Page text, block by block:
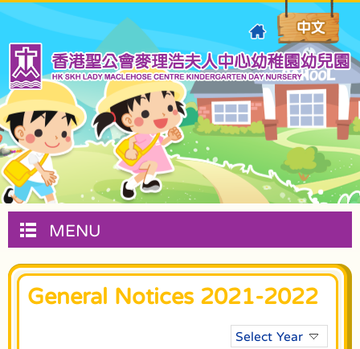
MENU
General Notices 2021-2022
Select Year